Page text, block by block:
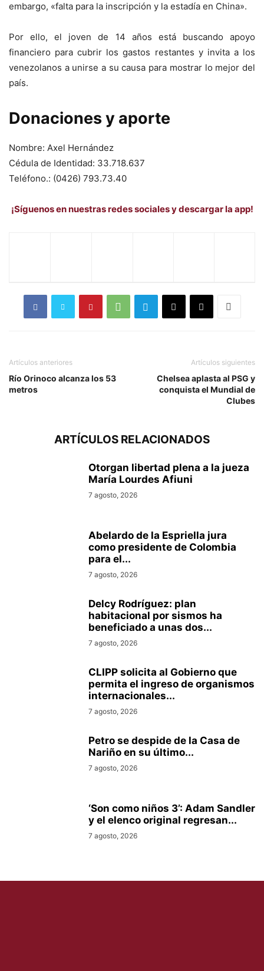
embargo, «falta para la inscripción y la estadía en China».
Por ello, el joven de 14 años está buscando apoyo
financiero para cubrir los gastos restantes y invita a los
venezolanos a unirse a su causa para mostrar lo mejor del
país.
Donaciones y aporte
Nombre: Axel Hernández
Cédula de Identidad: 33.718.637
Teléfono.: (0426) 793.73.40
¡Síguenos en nuestras redes sociales y descargar la app!
Artículos anteriores
Río Orinoco alcanza los 53
metros
Artículos siguientes
Chelsea aplasta al PSG y
conquista el Mundial de
Clubes
ARTÍCULOS RELACIONADOS
Otorgan libertad plena a la jueza
María Lourdes Afiuni
7 agosto, 2026
Abelardo de la Espriella jura
como presidente de Colombia
para el...
7 agosto, 2026
Delcy Rodríguez: plan
habitacional por sismos ha
beneficiado a unas dos...
7 agosto, 2026
CLIPP solicita al Gobierno que
permita el ingreso de organismos
internacionales...
7 agosto, 2026
Petro se despide de la Casa de
Nariño en su último...
7 agosto, 2026
‘Son como niños 3’: Adam Sandler
y el elenco original regresan...
7 agosto, 2026